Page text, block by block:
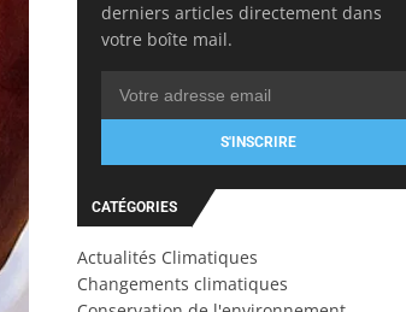
derniers articles directement dans
votre boîte mail.
S'INSCRIRE
CATÉGORIES
Actualités Climatiques
Changements climatiques